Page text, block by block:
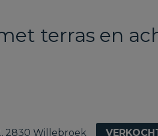
terras en
2830 Willebroek